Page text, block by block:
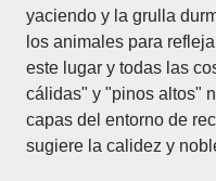
yaciendo y la grulla
los animales para
este lugar y todas las
cálidas" y "pinos altos"
capas del entorno de
sugiere la calidez y